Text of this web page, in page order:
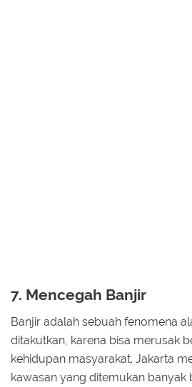
7. Mencegah Banjir
Banjir adalah sebuah fenomena
ditakutkan, karena bisa merusak
kehidupan masyarakat. Jakarta
kawasan yang ditemukan banyak